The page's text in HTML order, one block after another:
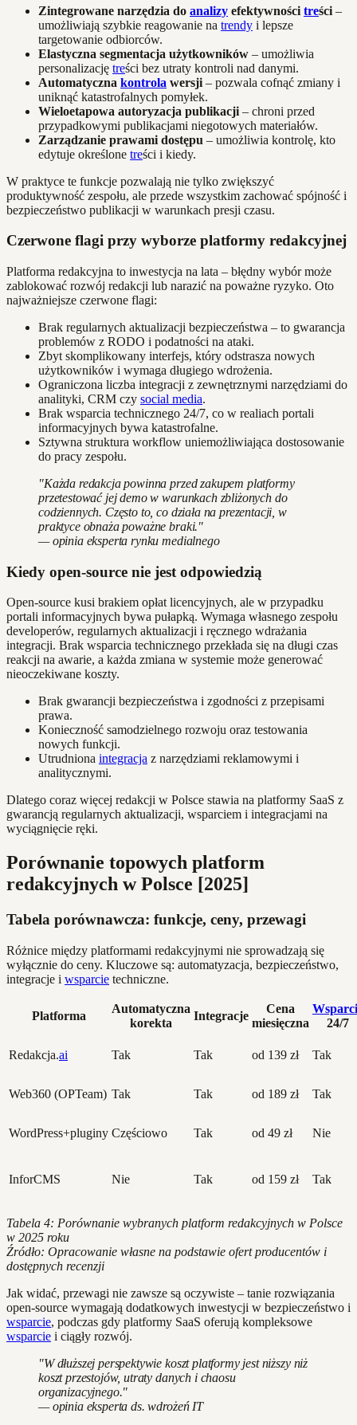
Zintegrowane narzędzia do analizy efektywności treści –
umożliwiają szybkie reagowanie na trendy i lepsze
targetowanie odbiorców.
Elastyczna segmentacja użytkowników – umożliwia
personalizację treści bez utraty kontroli nad danymi.
Automatyczna kontrola wersji – pozwala cofnąć zmiany i
uniknąć katastrofalnych pomyłek.
Wieloetapowa autoryzacja publikacji – chroni przed
przypadkowymi publikacjami niegotowych materiałów.
Zarządzanie prawami dostępu – umożliwia kontrolę, kto
edytuje określone treści i kiedy.
W praktyce te funkcje pozwalają nie tylko zwiększyć
produktywność zespołu, ale przede wszystkim zachować spójność i
bezpieczeństwo publikacji w warunkach presji czasu.
Czerwone flagi przy wyborze platformy redakcyjnej
Platforma redakcyjna to inwestycja na lata – błędny wybór może
zablokować rozwój redakcji lub narazić na poważne ryzyko. Oto
najważniejsze czerwone flagi:
Brak regularnych aktualizacji bezpieczeństwa – to gwarancja
problemów z RODO i podatności na ataki.
Zbyt skomplikowany interfejs, który odstrasza nowych
użytkowników i wymaga długiego wdrożenia.
Ograniczona liczba integracji z zewnętrznymi narzędziami do
analityki, CRM czy social media.
Brak wsparcia technicznego 24/7, co w realiach portali
informacyjnych bywa katastrofalne.
Sztywna struktura workflow uniemożliwiająca dostosowanie
do pracy zespołu.
"Każda redakcja powinna przed zakupem platformy
przetestować jej demo w warunkach zbliżonych do
codziennych. Często to, co działa na prezentacji, w
praktyce obnaża poważne braki."
— opinia eksperta rynku medialnego
Kiedy open-source nie jest odpowiedzią
Open-source kusi brakiem opłat licencyjnych, ale w przypadku
portali informacyjnych bywa pułapką. Wymaga własnego zespołu
developerów, regularnych aktualizacji i ręcznego wdrażania
integracji. Brak wsparcia technicznego przekłada się na długi czas
reakcji na awarie, a każda zmiana w systemie może generować
nieoczekiwane koszty.
Brak gwarancji bezpieczeństwa i zgodności z przepisami
prawa.
Konieczność samodzielnego rozwoju oraz testowania
nowych funkcji.
Utrudniona integracja z narzędziami reklamowymi i
analitycznymi.
Dlatego coraz więcej redakcji w Polsce stawia na platformy SaaS z
gwarancją regularnych aktualizacji, wsparciem i integracjami na
wyciągnięcie ręki.
Porównanie topowych platform
redakcyjnych w Polsce [2025]
Tabela porównawcza: funkcje, ceny, przewagi
Różnice między platformami redakcyjnymi nie sprowadzają się
wyłącznie do ceny. Kluczowe są: automatyzacja, bezpieczeństwo,
integracje i wsparcie techniczne.
Platforma
Automatyczna
korekta
Integracje
Cena
miesięczna
24/7
Redakcja.ai Tak Tak od 139 zł Tak
Web360 (OPTeam) Tak Tak od 189 zł Tak
WordPress+pluginy Częściowo Tak od 49 zł Nie
InforCMS Nie Tak od 159 zł Tak
Tabela 4: Porównanie wybranych platform redakcyjnych w Polsce
w 2025 roku
Źródło: Opracowanie własne na podstawie ofert producentów i
dostępnych recenzji
Jak widać, przewagi nie zawsze są oczywiste – tanie rozwiązania
open-source wymagają dodatkowych inwestycji w bezpieczeństwo i
wsparcie, podczas gdy platformy SaaS oferują kompleksowe
wsparcie i ciągły rozwój.
"W dłuższej perspektywie koszt platformy jest niższy niż
koszt przestojów, utraty danych i chaosu
organizacyjnego."
— opinia eksperta ds. wdrożeń IT